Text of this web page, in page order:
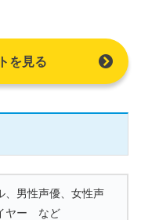
を見る
、男性声優、女性声
ヤー など